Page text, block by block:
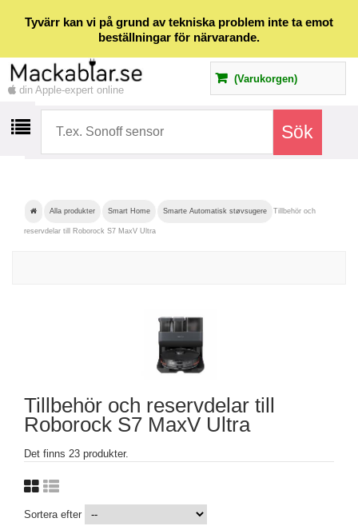
Tyvärr kan vi på grund av tekniska problem inte ta emot
beställningar för närvarande.
din Apple-expert online
(Varukorgen)
Alla produkter Smart Home Smarte Automatisk støvsugere Tillbehör och
reservdelar till Roborock S7 MaxV Ultra
Tillbehör och reservdelar till
Roborock S7 MaxV Ultra
Det finns 23 produkter.
Sortera efter